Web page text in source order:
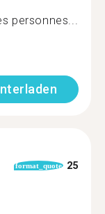
personnes...
format_quote 25